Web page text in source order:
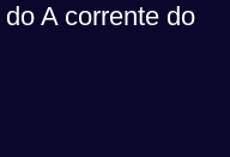
do A corrente do